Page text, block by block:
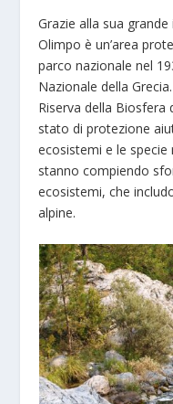
Grazie alla sua
Olimpo è un’area
parco nazionale nel
Nazionale della
Riserva della Biosfera
stato di protezione
ecosistemi e le specie
stanno compiendo
ecosistemi, che
alpine.